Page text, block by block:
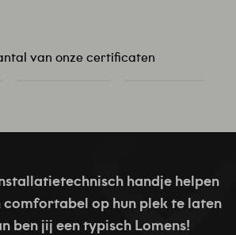
van onze certificaten
handje helpen
comfortabel op hun plek te laten
ben jij een typisch Lomens!